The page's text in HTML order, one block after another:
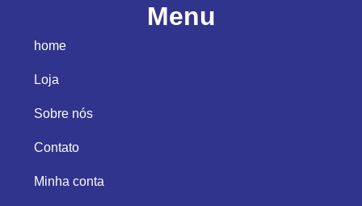
Menu
home
Loja
Sobre nós
Contato
Minha conta